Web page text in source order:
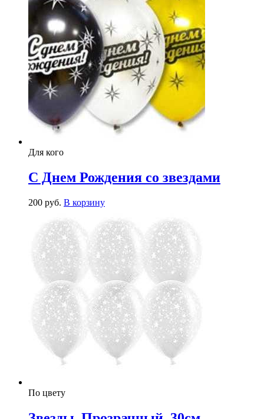
Для кого
С Днем Рождения со звездами
200 руб. В корзину
По цвету